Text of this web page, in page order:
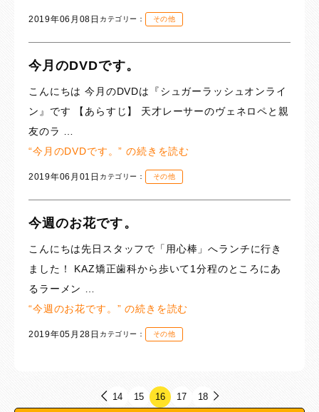
2019年06月08日 カテゴリー： その他
今月のDVDです。
こんにちは 今月のDVDは『シュガーラッシュオンライ
ン』です 【あらすじ】 天才レーサーのヴェネロペと親
友のラ …
“今月のDVDです。” の続きを読む
2019年06月01日 カテゴリー： その他
今週のお花です。
こんにちは先日スタッフで「用心棒」へランチに行き
ました！ KAZ矯正歯科から歩いて1分程のところにあ
るラーメン …
“今週のお花です。” の続きを読む
2019年05月28日 カテゴリー： その他
14 15 16 17 18